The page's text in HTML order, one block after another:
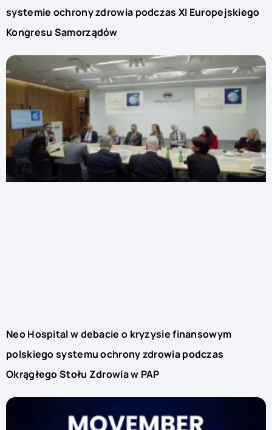
systemie ochrony zdrowia podczas XI Europejskiego
Kongresu Samorządów
Neo Hospital w debacie o kryzysie finansowym
polskiego systemu ochrony zdrowia podczas
Okrągłego Stołu Zdrowia w PAP